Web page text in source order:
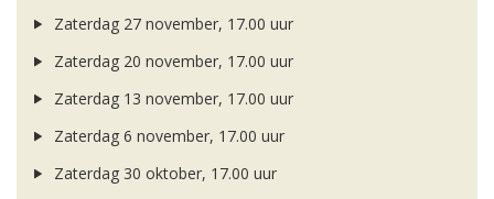
Zaterdag 27 november, 17.00 uur
Zaterdag 20 november, 17.00 uur
Zaterdag 13 november, 17.00 uur
Zaterdag 6 november, 17.00 uur
Zaterdag 30 oktober, 17.00 uur